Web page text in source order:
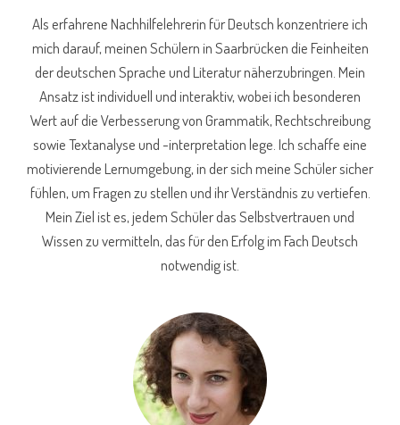
Als erfahrene Nachhilfelehrerin für Deutsch konzentriere ich
mich darauf, meinen Schülern in Saarbrücken die Feinheiten
der deutschen Sprache und Literatur näherzubringen. Mein
Ansatz ist individuell und interaktiv, wobei ich besonderen
Wert auf die Verbesserung von Grammatik, Rechtschreibung
sowie Textanalyse und -interpretation lege. Ich schaffe eine
motivierende Lernumgebung, in der sich meine Schüler sicher
fühlen, um Fragen zu stellen und ihr Verständnis zu vertiefen.
Mein Ziel ist es, jedem Schüler das Selbstvertrauen und
Wissen zu vermitteln, das für den Erfolg im Fach Deutsch
notwendig ist.